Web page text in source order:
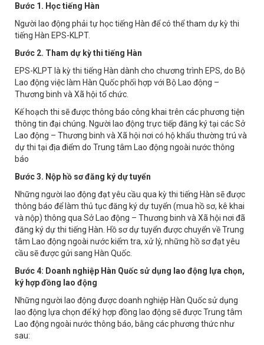
Bước 1. Học tiếng Hàn
Người lao động phải tự học tiếng Hàn để có thể tham dự kỳ thi
tiếng Hàn EPS-KLPT.
Bước 2. Tham dự kỳ thi tiếng Hàn
EPS-KLPT là kỳ thi tiếng Hàn dành cho chương trình EPS, do Bộ
Lao động việc làm Hàn Quốc phối hợp với Bộ Lao động –
Thương binh và Xã hội tổ chức.
Kế hoạch thi sẽ được thông báo công khai trên các phương tiện
thông tin đại chúng. Người lao động trực tiếp đăng ký tại các Sở
Lao động – Thương binh và Xã hội nơi có hộ khẩu thường trú và
dự thi tại địa điểm do Trung tâm Lao động ngoài nước thông
báo
Bước 3. Nộp hồ sơ đăng ký dự tuyển
Những người lao động đạt yêu cầu qua kỳ thi tiếng Hàn sẽ được
thông báo để làm thủ tục đăng ký dự tuyển (mua hồ sơ, kê khai
và nộp) thông qua Sở Lao động – Thương binh và Xã hội nơi đã
đăng ký dự thi tiếng Hàn. Hồ sơ dự tuyển được chuyển về Trung
tâm Lao động ngoài nước kiểm tra, xử lý, những hồ sơ đạt yêu
cầu sẽ được gửi sang Hàn Quốc.
Bước 4: Doanh nghiệp Hàn Quốc sử dụng lao động lựa chọn,
ký hợp đồng lao động
Những người lao động được doanh nghiệp Hàn Quốc sử dụng
lao động lựa chọn để ký hợp đồng lao động sẽ được Trung tâm
Lao động ngoài nước thông báo, bằng các phương thức như
sau: